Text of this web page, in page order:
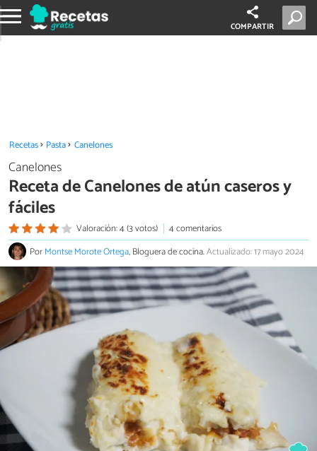
COMPARTIR
Recetas Pasta Canelones
Canelones
Receta de Canelones de atún caseros y
fáciles
Valoración: 4 (3 votos)
4 comentarios
PorMontse Morote Ortega, Bloguera de cocina.Actualizado: 17 mayo 2024